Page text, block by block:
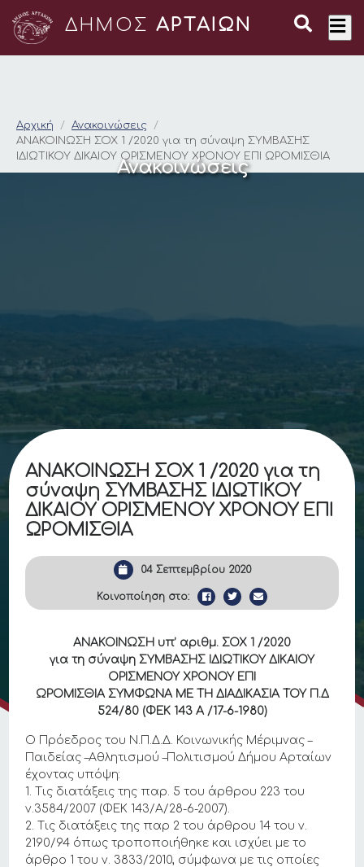
ΔΗΜΟΣ ΑΡΤΑΙΩΝ
ΑΝΑΚΟΙΝΩΣΗ ΣΟΧ 1 /
Αρχική
Ανακοινώσεις
ΑΝΑΚΟΙΝΩΣΗ ΣΟΧ 1 /2020 για τη σύναψη ΣΥΜΒΑΣΗΣ
ΙΔΙΩΤΙΚΟΥ ΔΙΚΑΙΟΥ ΟΡΙΣΜΕΝΟΥ ΧΡΟΝΟΥ ΕΠΙ ΩΡΟΜΙΣΘΙΑ
Ανακοινώσεις
ΑΝΑΚΟΙΝΩΣΗ ΣΟΧ 1 /2020 για τη
σύναψη ΣΥΜΒΑΣΗΣ ΙΔΙΩΤΙΚΟΥ
ΔΙΚΑΙΟΥ ΟΡΙΣΜΕΝΟΥ ΧΡΟΝΟΥ ΕΠΙ
ΩΡΟΜΙΣΘΙΑ
04 Σεπτεμβρίου 2020
Κοινοποίηση στο:
ΑΝΑΚΟΙΝΩΣΗ υπ’ αριθμ. ΣΟΧ 1 /2020
για τη σύναψη ΣΥΜΒΑΣΗΣ ΙΔΙΩΤΙΚΟΥ ΔΙΚΑΙΟΥ
ΟΡΙΣΜΕΝΟΥ ΧΡΟΝΟΥ ΕΠΙ
ΩΡΟΜΙΣΘΙΑ ΣΥΜΦΩΝΑ ΜΕ ΤΗ ΔΙΑΔΙΚΑΣΙΑ ΤΟΥ Π.Δ
524/80 (ΦΕΚ 143 Α /17-6-1980)
Ο Πρόεδρος του Ν.Π.Δ.Δ. Κοινωνικής Μέριμνας –
Παιδείας –Αθλητισμού –Πολιτισμού Δήμου Αρταίων
έχοντας υπόψη:
1. Τις διατάξεις της παρ. 5 του άρθρου 223 του
ν.3584/2007 (ΦΕΚ 143/Α/28-6-2007).
2. Τις διατάξεις της παρ 2 του άρθρου 14 του ν.
2190/94 όπως τροποποιήθηκε και ισχύει με το
άρθρο 1 του ν. 3833/2010, σύμφωνα με τις οποίες